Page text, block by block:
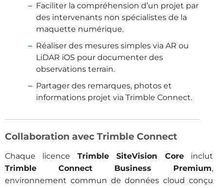
Faciliter la compréhension d’un projet par
des intervenants non spécialistes de la
maquette numérique.
Réaliser des mesures simples via AR ou
LiDAR iOS pour documenter des
observations terrain.
Partager des remarques, photos et
informations projet via Trimble Connect.
Collaboration avec Trimble Connect
Chaque licence Trimble SiteVision Coreinclut
Trimble Connect Business Premium,
environnement commun de données cloud conçu